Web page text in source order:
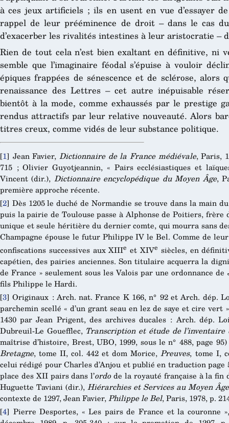
à ces jeux artificiels ; ils en usent en vue d’essayer
rappel de leur prééminence de droit – dans le cas
d’exacerber les rivalités intestines à leur aristocratie –
Rien de tout cela n’est bien exaltant en définitive, ni
semble que l’imaginaire féodal s’épuise à vouloir
épiques frappées de sénescence et de sclérose, alors
renaissance des Lettres – cet autre inépuisable
bientôt à la mode, comme exhaussés par le prestige
rendus attractifs par leur relative nouveauté. Alors
titres creux, comme vidés de leur substance politique.
[1] Jean Favier, Dictionnaire de la France médiévale, Paris,
715 ; Olivier Guyotjeannin, « Pairs ecclésiastiques et
Vincent (dir.), Dictionnaire encyclopédique du Moyen Âge,
première approche récente.
[2] Dès 1205 le duché de Normandie se trouve dans la main
puis la pairie de Toulouse passe à Alphonse de Poitiers,
unique et seule héritière du dernier comte, qui mourra sans
Champagne épouse le futur Philippe IV le Bel. Comme de
confiscations successives aux XIIIe et XIVe siècles, en
capétien, des pairies anciennes. Son titulaire acquerra la
de France » seulement sous les Valois par une ordonnance
fils Philippe le Hardi.
[3]Originaux : Arch. nat. France K 166, n° 92 et Arch. dép.
parchemin scellé « d’un grant seau en lez de saye et cire vert
1430 par Jean Prigent, des archives ducales : Arch. dép.
Dubreuil-Le Gouefflec, Transcription et étude de
maîtrise d’histoire, Brest, UBO, 1999, sous le n° 488, page
Bretagne, tome II, col. 442 et dom Morice,Preuves, tome I,
celui rédigé pour Charles d’Anjou et publié en traduction
place des XII pairs dans l’ordode la royauté française à la fin
Huguette Taviani (dir.), Hiérarchies et Services au Moyen Âge
contexte de 1297, Jean Favier,Philippe le Bel, Paris, 1978, p.
[4] Pierre Desportes, « Les pairs de France et la couronne